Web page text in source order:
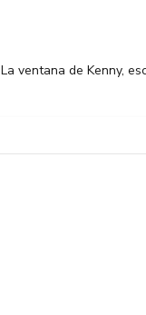
La ventana de Kenny,